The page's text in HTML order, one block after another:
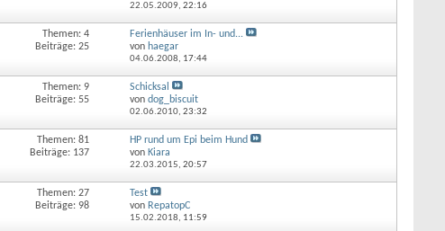
22.05.2009, 22:16
Themen: 4
Beiträge: 25
Ferienhäuser im In- und...
von haegar
04.06.2008, 17:44
Themen: 9
Beiträge: 55
Schicksal
von dog_biscuit
02.06.2010, 23:32
Themen: 81
Beiträge: 137
HP rund um Epi beim Hund
von Kiara
22.03.2015, 20:57
Themen: 27
Beiträge: 98
Test
von RepatopC
15.02.2018, 11:59